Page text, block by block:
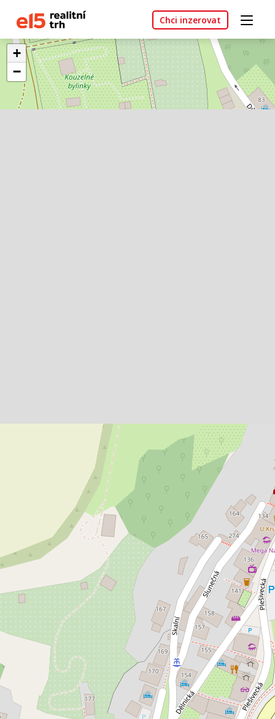
Chci inzerovat
+
−